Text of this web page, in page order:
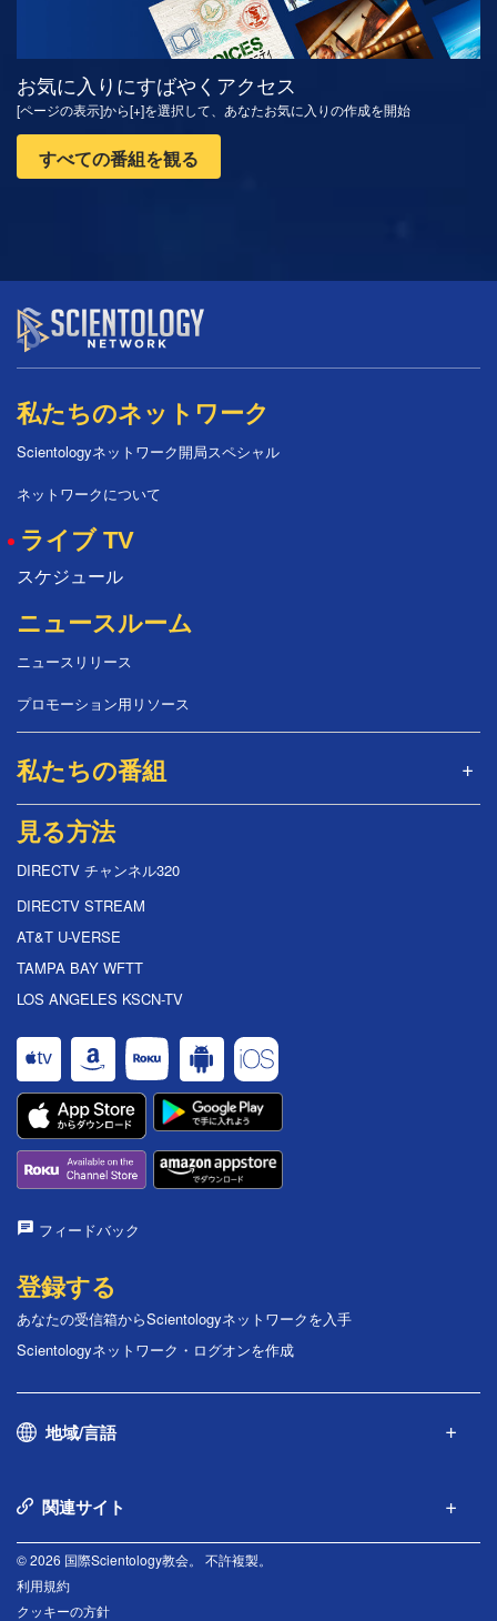
お気に入りにすばやくアクセス
[ページの表示]から[+]を選択して、あなたお気に入りの作成を開始
すべての番組を観る
私たちのネットワーク
Scientologyネットワーク開局スペシャル
ネットワークについて
ライブ TV
スケジュール
ニュースルーム
ニュースリリース
プロモーション用リソース
私たちの番組
見る方法
DIRECTV チャンネル320
DIRECTV STREAM
AT&T U-VERSE
TAMPA BAY WFTT
LOS ANGELES KSCN-TV
フィードバック
登録する
あなたの受信箱からScientologyネットワークを入手
Scientologyネットワーク・ログオンを作成
地域/言語
関連サイト
© 2026 国際Scientology教会。 不許複製。
利用規約
クッキーの方針